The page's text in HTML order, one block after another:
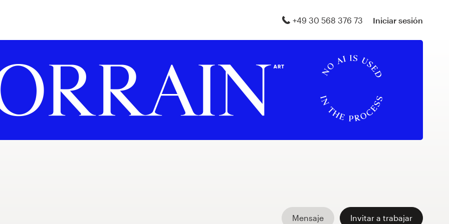
+49 30 568 376 73 Iniciar sesión
Mensaje Invitar a trabajar